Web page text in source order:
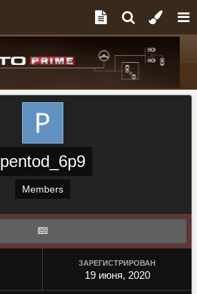
pentod_6p9
Members
ЗАРЕГИСТРИРОВАН
19 июня, 2020